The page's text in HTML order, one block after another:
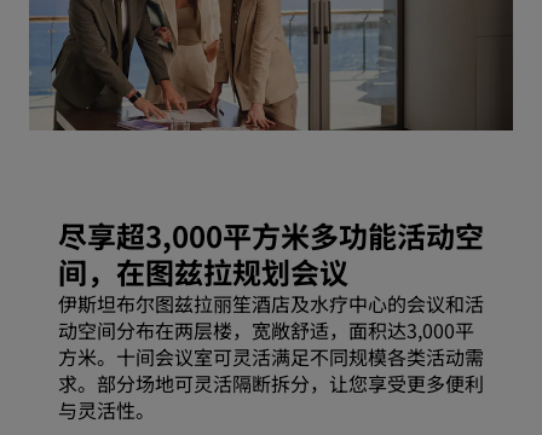
尽享超3,000平方米多功能活动空
间，在图兹拉规划会议
伊斯坦布尔图兹拉丽笙酒店及水疗中心的会议和活
动空间分布在两层楼，宽敞舒适，面积达3,000平
方米。十间会议室可灵活满足不同规模各类活动需
求。部分场地可灵活隔断拆分，让您享受更多便利
与灵活性。